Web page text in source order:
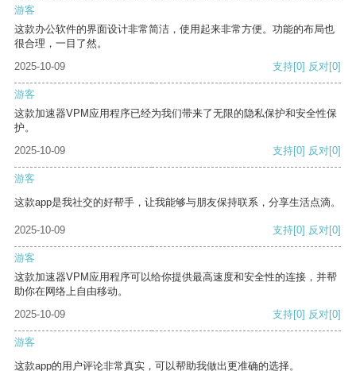
游客
这款办公软件的界面设计非常简洁，使用起来非常方便。功能的布局也
很合理，一目了然。
2025-10-09
支持[0] 反对[0]
游客
这款加速器VPM应用程序已经为我们带来了无限的隐私保护和安全性保
护。
2025-10-09
支持[0] 反对[0]
游客
这款app是我社交的好帮手，让我能够与朋友保持联系，分享生活点滴。
2025-10-09 支持[0] 反对[0]
游客
这款加速器VPM应用程序可以给你提供最高速度和安全性的连接，并帮
助你在网络上自由移动。
2025-10-09
支持[0] 反对[0]
游客
这款app的用户评论非常真实，可以帮助我做出更准确的选择。